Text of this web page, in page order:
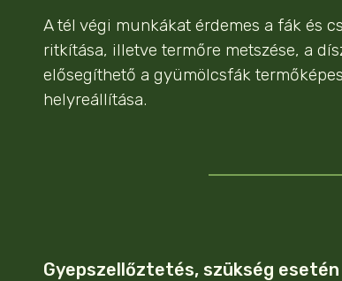
A tél végi munkákat érdemes a fák és
ritkítása, illetve termőre metszése, a
elősegíthető a gyümölcsfák
helyreállítása.
Gyepszellőztetés, szükség